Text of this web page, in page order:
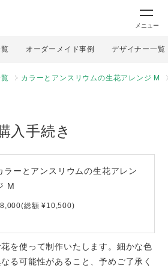
メニュー
オーダーメイド事例 デザイナー一覧
カラーとアンスリウムの生花アレンジ M
入手続き
ラーとアンスリウムの生花アレン
M
総額 ¥10,500)
を使って制作いたします。細かな色
る可能性があること、予めご了承く